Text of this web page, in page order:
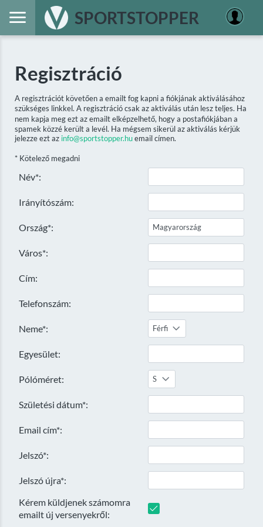
SPORTSTOPPER
Regisztráció
A regisztrációt követően a emailt fog kapni a fiókjának aktiválásához
szükséges linkkel. A regisztráció csak az aktiválás után lesz teljes. Ha
nem kapja meg ezt az emailt elképzelhető, hogy a postafiókjában a
spamek közzé került a levél. Ha mégsem sikerül az aktiválás kérjük
jelezze ezt az info@sportstopper.huemail címen.
* Kötelező megadni
Név*:
Irányítószám:
Ország*:
Város*:
Cím:
Telefonszám:
Neme*: Férfi
Egyesület:
Pólóméret: S
Születési dátum*:
Email cím*:
Jelszó*:
Jelszó újra*:
Kérem küldjenek számomra
emailt új versenyekről: